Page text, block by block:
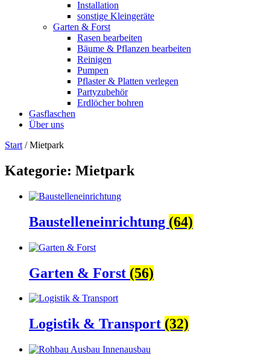
Installation
sonstige Kleingeräte
Garten & Forst
Rasen bearbeiten
Bäume & Pflanzen bearbeiten
Reinigen
Pumpen
Pflaster & Platten verlegen
Partyzubehör
Erdlöcher bohren
Gasflaschen
Über uns
Start / Mietpark
Kategorie: Mietpark
Baustelleneinrichtung (64)
Garten & Forst (56)
Logistik & Transport (32)